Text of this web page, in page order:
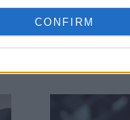
CONFIRM
României